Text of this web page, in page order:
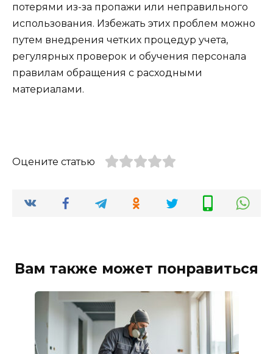
потерями из-за пропажи или неправильного
использования. Избежать этих проблем можно
путем внедрения четких процедур учета,
регулярных проверок и обучения персонала
правилам обращения с расходными
материалами.
Оцените статью
Вам также может понравиться